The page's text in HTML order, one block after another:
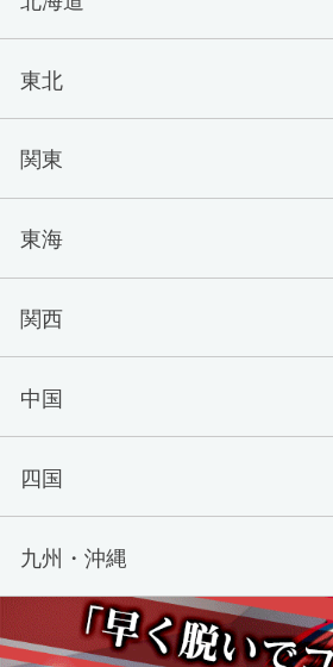
東北
関東
東海
関西
中国
四国
九州・沖縄